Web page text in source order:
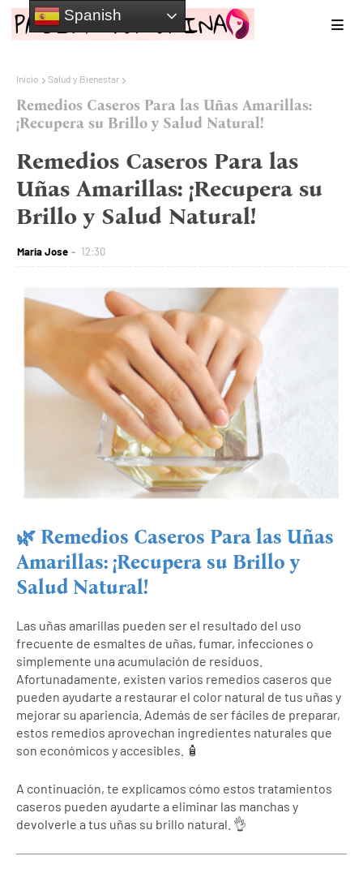
Inicio Salud y Bienestar
Remedios Caseros Para las Uñas Amarillas:
¡Recupera su Brillo y Salud Natural!
Remedios Caseros Para las
Uñas Amarillas: ¡Recupera su
Brillo y Salud Natural!
Maria Jose 12:30
🌿 Remedios Caseros Para las Uñas
Amarillas: ¡Recupera su Brillo y
Salud Natural!
Las uñas amarillas pueden ser el resultado del uso
frecuente de esmaltes de uñas, fumar, infecciones o
simplemente una acumulación de residuos.
Afortunadamente, existen varios remedios caseros que
pueden ayudarte a restaurar el color natural de tus uñas y
mejorar su apariencia. Además de ser fáciles de preparar,
estos remedios aprovechan ingredientes naturales que
son económicos y accesibles. 🧴
A continuación, te explicamos cómo estos tratamientos
caseros pueden ayudarte a eliminar las manchas y
devolverle a tus uñas su brillo natural. 👌
Spanish